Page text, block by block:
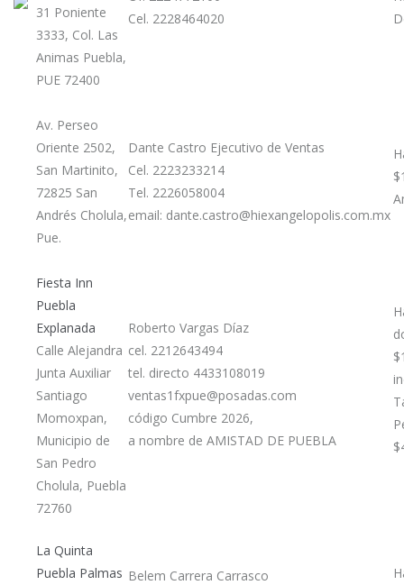
31 Poniente
3333, Col. Las
Animas Puebla,
PUE 72400
Cel. 2228464020
Av. Perseo
Oriente 2502,
San Martinito,
72825 San
Andrés Cholula,
Pue.
Dante Castro Ejecutivo de Ventas
Cel. 2223233214
Tel. 2226058004
email: dante.castro@hiexangelopolis.com.mx
Fiesta Inn
Puebla
Explanada
Calle Alejandra
Junta Auxiliar
Santiago
Momoxpan,
Municipio de
San Pedro
Cholula, Puebla
72760
Roberto Vargas Díaz
cel. 2212643494
tel. directo 4433108019
ventas1fxpue@posadas.com
código Cumbre 2026,
a nombre de AMISTAD DE PUEBLA
La Quinta
Puebla Palmas Belem Carrera Carrasco